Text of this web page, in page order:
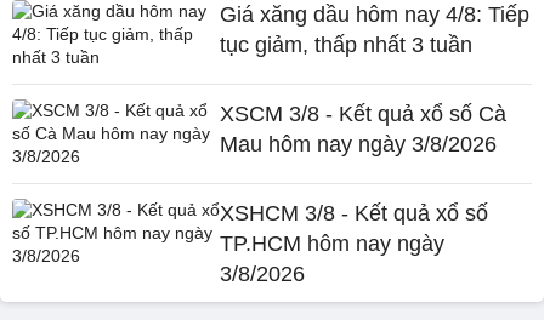
Giá xăng dầu hôm nay 4/8: Tiếp
tục giảm, thấp nhất 3 tuần
XSCM 3/8 - Kết quả xổ số Cà
Mau hôm nay ngày 3/8/2026
XSHCM 3/8 - Kết quả xổ số
TP.HCM hôm nay ngày
3/8/2026